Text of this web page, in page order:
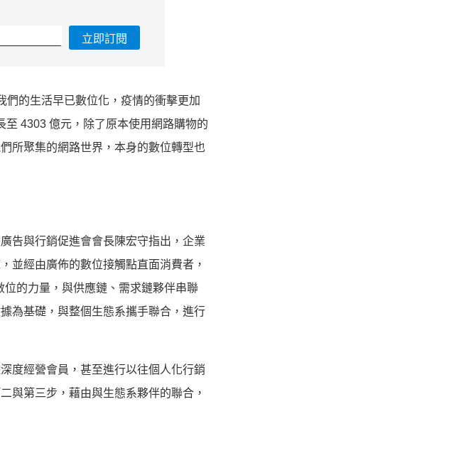
立即訂閱
的生活早已數位化，疫情的衝擊更加
4303 億元，除了原本使用網路購物的
所聚集的網路世界， 本身的數位轉型也
告與行銷促進會會長陳宏守指出， 企業
並經由廣佈的數位接觸點直面消費者，
的力量，與供應鏈、需求鏈夥伴串聯
為基礎，與整個生態系攜手聯合， 進行
度經營會員， 甚至進行以往個人化行銷
與第三步， 藉由與生態系夥伴的聯合，